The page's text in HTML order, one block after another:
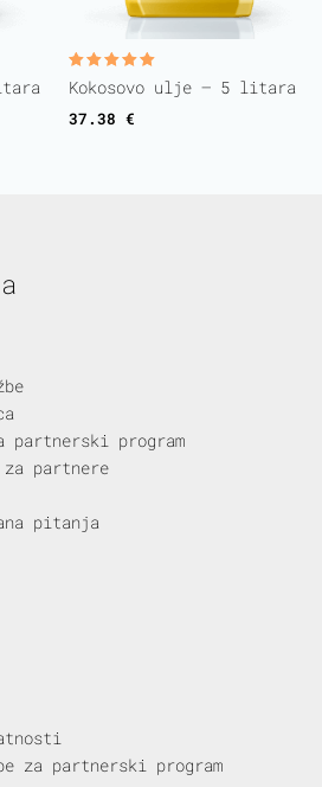
Rated
5.00
Kokosovo ulje – 5 litara
37.38 €
partnerski program
za partnere
pitanja
za partnerski program